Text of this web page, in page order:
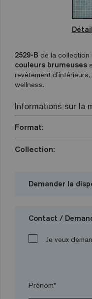
Détail
2529-B de la collection
couleurs brumeuses
revêtement
wellness.
Informations sur la
Format:
Collection:
Demander la
Contact /
Je veux
Prénom*